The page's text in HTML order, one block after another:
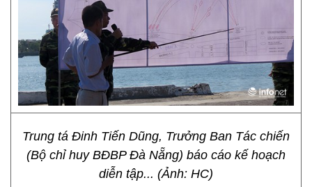
Trung tá Đinh Tiến Dũng, Trưởng Ban Tác chiến
(Bộ chỉ huy BĐBP Đà Nẵng) báo cáo kế hoạch
diễn tập... (Ảnh: HC)